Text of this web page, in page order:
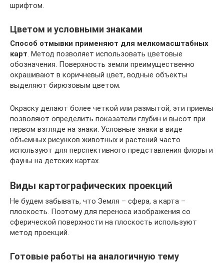
шрифтом.
Цветом и условными знаками
Способ отмывки применяют для мелкомасштабных
карт. Метод позволяет использовать цветовые
обозначения. Поверхность земли преимущественно
окрашивают в коричневый цвет, водные объекты
выделяют бирюзовым цветом.
Окраску делают более четкой или размытой, эти приемы
позволяют определить показатели глубин и высот при
первом взгляде на знаки. Условные знаки в виде
объемных рисунков животных и растений часто
используют для перспективного представления флоры и
фауны на детских картах.
Виды картографических проекций
Не будем забывать, что Земля – сфера, а карта –
плоскость. Поэтому для переноса изображения со
сферической поверхности на плоскость используют
метод проекций.
Готовые работы на аналогичную тему